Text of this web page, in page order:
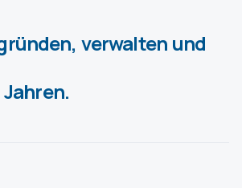
verwalten und